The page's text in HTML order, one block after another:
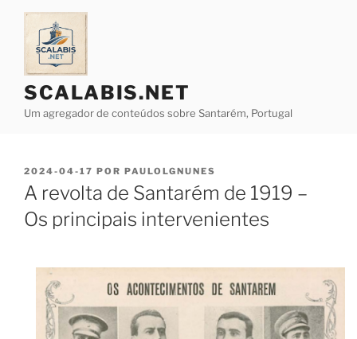
Saltar
conteúdo
SCALABIS.NET
Um agregador de conteúdos sobre Santarém, Portugal
PUBLICADO
EM
2024-04-17 POR PAULOLGNUNES
A revolta de Santarém de 1919 –
Os principais intervenientes